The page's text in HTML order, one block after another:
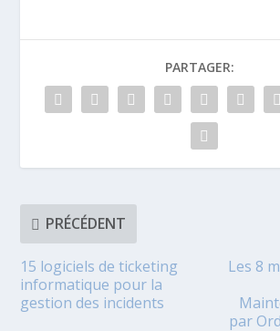
PARTAGER:
PRÉCÉDENT
15 logiciels de ticketing
informatique pour la
gestion des incidents
Les 8
par